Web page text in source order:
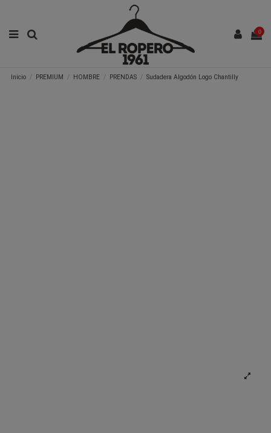
0
Inicio PREMIUM HOMBRE PRENDAS Sudadera Algodón Logo Chantilly